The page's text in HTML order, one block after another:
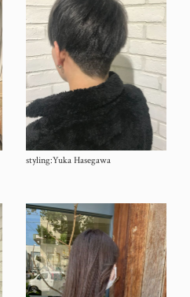
styling:Yuka Hasegawa